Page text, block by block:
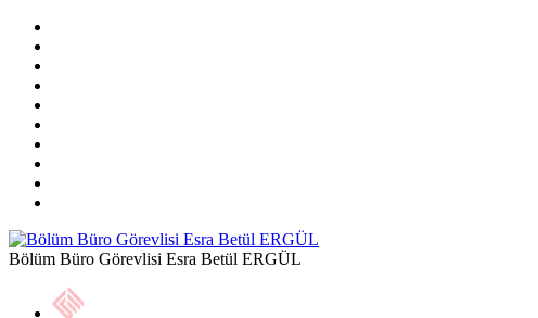
Bölüm Büro Görevlisi Esra Betül ERGÜL